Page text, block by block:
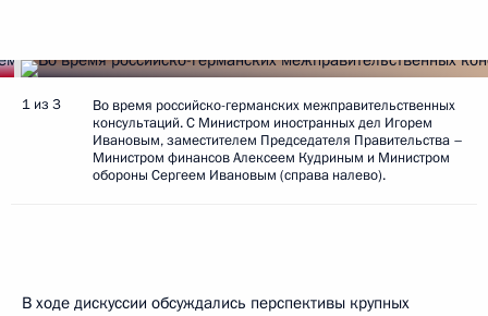
1 из 3
Во время российско-германских межправительственных
консультаций. С Министром иностранных дел Игорем
Ивановым, заместителем Председателя Правительства –
Министром финансов Алексеем Кудриным и Министром
обороны Сергеем Ивановым (справа налево).
В ходе дискуссии обсуждались перспективы крупных